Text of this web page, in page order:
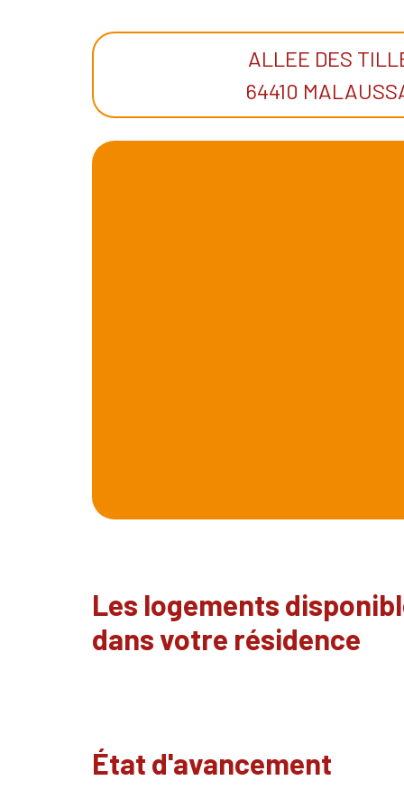
ALLEE DES
64410
Les logements
dans votre résidence
État d'avancement